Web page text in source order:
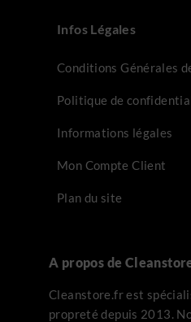
Infos Légales
Conditions Générales
Politique de
Informations légales
Mon Compte Client
Plan du site
A propos de
Cleanstore.fr est
propreté depuis 2013.